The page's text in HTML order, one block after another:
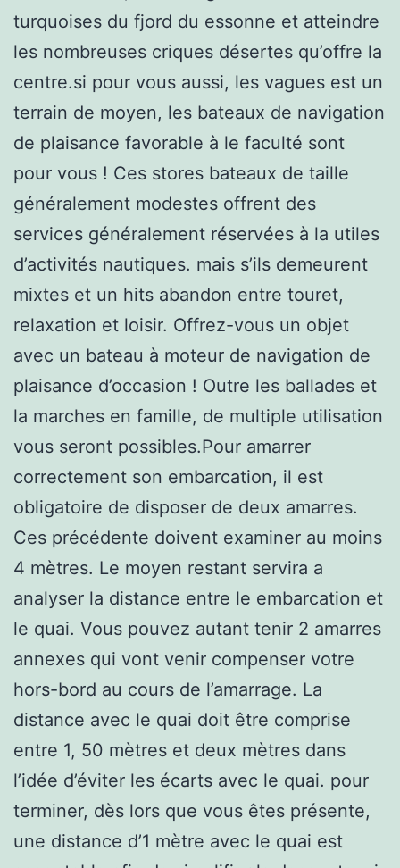
turquoises du fjord du essonne et atteindre
les nombreuses criques désertes qu’offre la
centre.si pour vous aussi, les vagues est un
terrain de moyen, les bateaux de navigation
de plaisance favorable à le faculté sont
pour vous ! Ces stores bateaux de taille
généralement modestes offrent des
services généralement réservées à la utiles
d’activités nautiques. mais s’ils demeurent
mixtes et un hits abandon entre touret,
relaxation et loisir. Offrez-vous un objet
avec un bateau à moteur de navigation de
plaisance d’occasion ! Outre les ballades et
la marches en famille, de multiple utilisation
vous seront possibles.Pour amarrer
correctement son embarcation, il est
obligatoire de disposer de deux amarres.
Ces précédente doivent examiner au moins
4 mètres. Le moyen restant servira a
analyser la distance entre le embarcation et
le quai. Vous pouvez autant tenir 2 amarres
annexes qui vont venir compenser votre
hors-bord au cours de l’amarrage. La
distance avec le quai doit être comprise
entre 1, 50 mètres et deux mètres dans
l’idée d’éviter les écarts avec le quai. pour
terminer, dès lors que vous êtes présente,
une distance d’1 mètre avec le quai est